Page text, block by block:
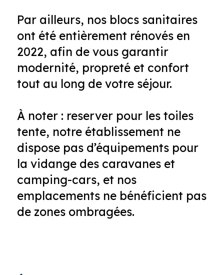
Par ailleurs, nos blocs sanitaires
ont été entièrement rénovés en
2022, afin de vous garantir
modernité, propreté et confort
tout au long de votre séjour.
À noter : reserver pour les toiles
tente, notre établissement ne
dispose pas d’équipements pour
la vidange des caravanes et
camping-cars, et nos
emplacements ne bénéficient pas
de zones ombragées.